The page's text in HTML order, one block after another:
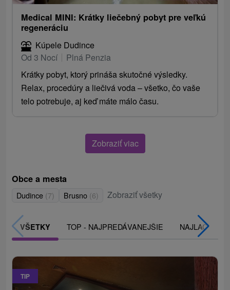
Medical MINI: Krátky liečebný pobyt pre veľkú
regeneráciu
Kúpele Dudince
Od 3 Nocí
Plná Penzia
Krátky pobyt, ktorý prináša skutočné výsledky.
Relax, procedúry a liečivá voda – všetko, čo vaše
telo potrebuje, aj keď máte málo času.
Zobraziť viac
Obce a mesta
Dudince (7) Brusno (6) Zobraziť všetky
VŠETKY TOP - NAJPREDÁVANEJŠIE
TIP